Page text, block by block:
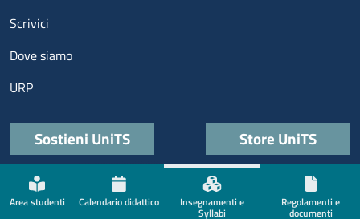
Area studenti Calendario didattico Insegnamenti e
Syllabi
Regolamenti e
documenti
Menu contatti
Scrivici
Dove siamo
URP
Quick links
Sostieni UniTS Store UniTS
Menù social